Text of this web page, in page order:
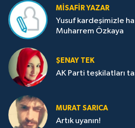
MISAFIR YAZAR
Yusuf kardeşimizle
Muharrem Özkaya
ŞENAY TEK
AK Parti teşkilatları
MURAT SARICA
Artık uyanın!